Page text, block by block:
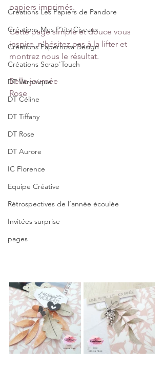
Créations Les Papiers de Pandore
Créations Mes P’tits Ciseaux
Créations Papernova Design
Créations Scrap'Touch
DT Véronique
DT Céline
DT Tiffany
DT Rose
DT Aurore
IC Florence
Equipe Créative
Rétrospectives de l’année écoulée
Invitées surprise
pages
papiers imprimés.
Cette page simple et douce vous
inspire, n'hésitez pas à la lifter et
montrez nous le résultat.
Belle journée
Rose